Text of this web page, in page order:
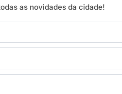
as novidades da cidade!